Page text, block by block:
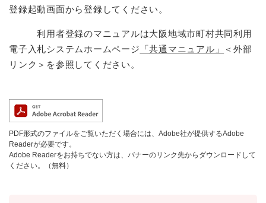
登録起動画面から登録してください。
利用者登録のマニュアルは大阪地域市町村共同利用
電子入札システムホームページ 「共通マニュアル」
＜外部
リンク＞ を参照してください。
PDF形式のファイルをご覧いただく場合には、Adobe社が提供するAdobe
Readerが必要です。
Adobe Readerをお持ちでない方は、バナーのリンク先からダウンロードして
ください。（無料）